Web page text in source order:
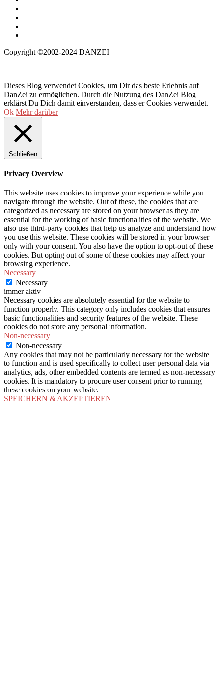
Copyright ©2002-2024 DANZEI
Dieses Blog verwendet Cookies, um Dir das beste Erlebnis auf
DanZei zu ermöglichen. Durch die Nutzung des DanZei Blog
erklärst Du Dich damit einverstanden, dass er Cookies verwendet.
Ok Mehr darüber
Schließen
Privacy Overview
This website uses cookies to improve your experience while you
navigate through the website. Out of these, the cookies that are
categorized as necessary are stored on your browser as they are
essential for the working of basic functionalities of the website. We
also use third-party cookies that help us analyze and understand how
you use this website. These cookies will be stored in your browser
only with your consent. You also have the option to opt-out of these
cookies. But opting out of some of these cookies may affect your
browsing experience.
Necessary
Necessary
immer aktiv
Necessary cookies are absolutely essential for the website to
function properly. This category only includes cookies that ensures
basic functionalities and security features of the website. These
cookies do not store any personal information.
Non-necessary
Non-necessary
Any cookies that may not be particularly necessary for the website
to function and is used specifically to collect user personal data via
analytics, ads, other embedded contents are termed as non-necessary
cookies. It is mandatory to procure user consent prior to running
these cookies on your website.
SPEICHERN & AKZEPTIEREN